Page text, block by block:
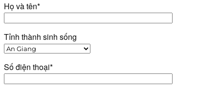
Họ và tên*
Tỉnh thành sinh sống
Số điện thoại*